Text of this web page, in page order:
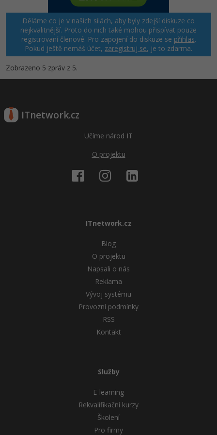
Windows
Linux
Sítě
Elektronický podpis
Fórum
Děláme co je v našich silách, aby byly zdejší diskuze co
nejkvalitnější. Proto do nich také mohou přispívat pouze
registrovaní členové. Pro zapojení do diskuze se přihlas.
Pokud ještě nemáš účet, zaregistruj se, je to zdarma.
Zobrazeno 5 zpráv z 5.
ITnetwork.cz
Učíme národ IT
O projektu
ITnetwork.cz
Blog
O projektu
Napsali o nás
Reklama
Vývoj systému
Provozní podmínky
RSS
Kontakt
Služby
E-learning
Rekvalifikační kurzy
Školení
Pro firmy